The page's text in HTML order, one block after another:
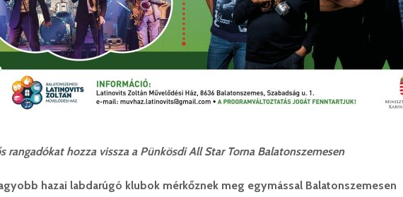
rangadókat hozza vissza a Pünkösdi All Star Torna Balatonszemesen
hazai labdarúgó klubok mérkőznek meg egymással Balatonszemesen